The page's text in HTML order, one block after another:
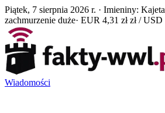
Piątek, 7 sierpnia 2026 r. · Imieniny:
zachmurzenie duże· EUR 4,31 zł zł / USD
Wiadomości